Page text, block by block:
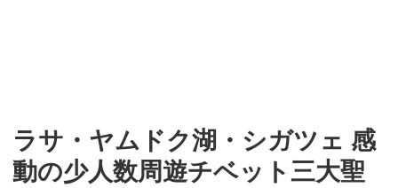
ラサ・ヤムドク湖・シガツェ 感
動の少人数周遊チベット三大聖